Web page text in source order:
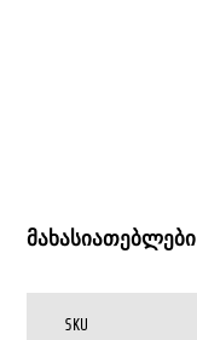
მახასიათებლები
SKU